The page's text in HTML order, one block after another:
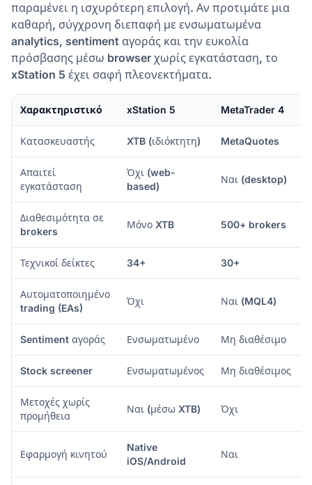
παραμένει η ισχυρότερη επιλογή. Αν προτιμάτε μια
καθαρή, σύγχρονη διεπαφή με ενσωματωμένα
analytics, sentiment αγοράς και την ευκολία
πρόσβασης μέσω browser χωρίς εγκατάσταση, το
xStation 5 έχει σαφή πλεονεκτήματα.
Χαρακτηριστικό xStation 5 MetaTrader 4
Κατασκευαστής XTB (ιδιόκτητη) MetaQuotes
Απαιτεί
εγκατάσταση
Όχι (web-
based)
Ναι (desktop)
Διαθεσιμότητα σε
brokers
Μόνο XTB 500+ brokers
Τεχνικοί δείκτες 34+ 30+
Αυτοματοποιημένο
trading (EAs)
Όχι Ναι (MQL4)
Sentiment αγοράς Ενσωματωμένο Μη διαθέσιμο
Stock screener Ενσωματωμένος Μη διαθέσιμος
Μετοχές χωρίς
προμήθεια
Ναι (μέσω XTB) Όχι
Εφαρμογή κινητού
Native
iOS/Android
Ναι